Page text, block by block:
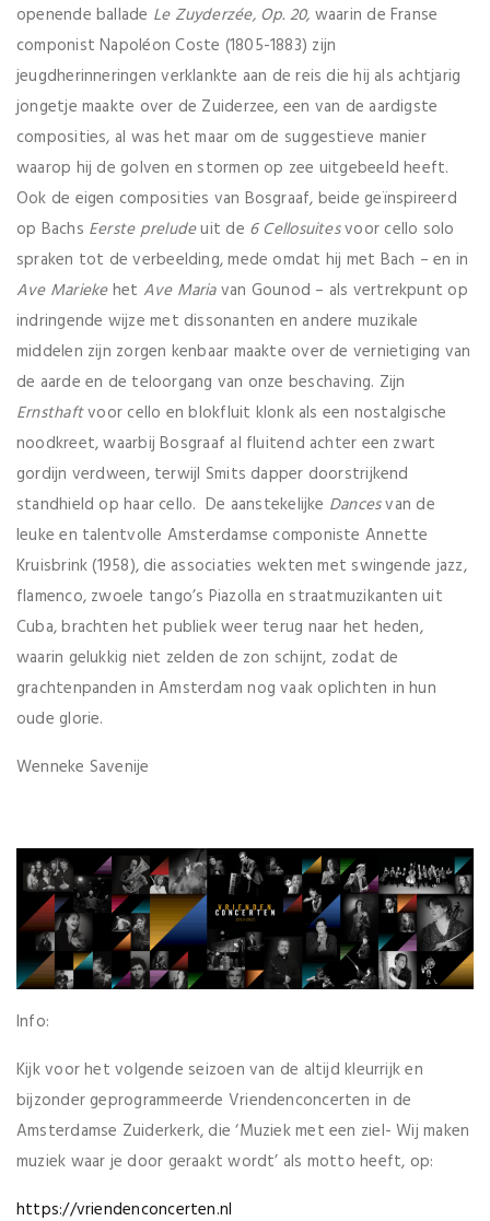
openende ballade Le Zuyderzée, Op. 20, waarin de Franse
componist Napoléon Coste (1805-1883) zijn
jeugdherinneringen verklankte aan de reis die hij als achtjarig
jongetje maakte over de Zuiderzee, een van de aardigste
composities, al was het maar om de suggestieve manier
waarop hij de golven en stormen op zee uitgebeeld heeft.
Ook de eigen composities van Bosgraaf, beide geïnspireerd
op Bachs Eerste preludeuit de 6 Cellosuitesvoor cello solo
spraken tot de verbeelding, mede omdat hij met Bach – en in
Ave Mariekehet Ave Mariavan Gounod – als vertrekpunt op
indringende wijze met dissonanten en andere muzikale
middelen zijn zorgen kenbaar maakte over de vernietiging van
de aarde en de teloorgang van onze beschaving. Zijn
Ernsthaftvoor cello en blokfluit klonk als een nostalgische
noodkreet, waarbij Bosgraaf al fluitend achter een zwart
gordijn verdween, terwijl Smits dapper doorstrijkend
standhield op haar cello. De aanstekelijke Dancesvan de
leuke en talentvolle Amsterdamse componiste Annette
Kruisbrink (1958), die associaties wekten met swingende jazz,
flamenco, zwoele tango’s Piazolla en straatmuzikanten uit
Cuba, brachten het publiek weer terug naar het heden,
waarin gelukkig niet zelden de zon schijnt, zodat de
grachtenpanden in Amsterdam nog vaak oplichten in hun
oude glorie.
Wenneke Savenije
Info:
Kijk voor het volgende seizoen van de altijd kleurrijk en
bijzonder geprogrammeerde Vriendenconcerten in de
Amsterdamse Zuiderkerk, die ‘Muziek met een ziel- Wij maken
muziek waar je door geraakt wordt’ als motto heeft, op:
https://vriendenconcerten.nl